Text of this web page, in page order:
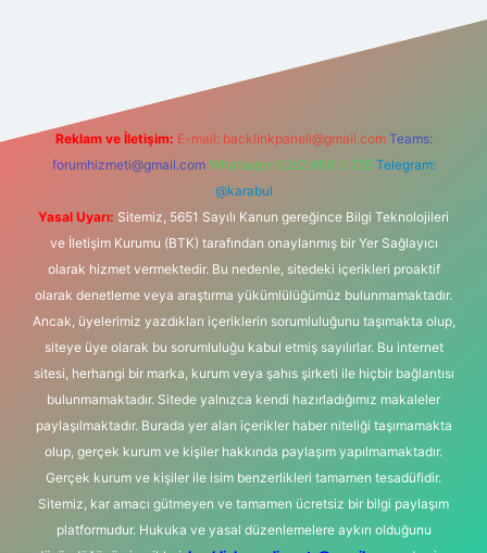
elexbetgiris.org
Reklam ve İletişim: E-mail: backlinkpaneli@gmail.com Teams:
forumhizmeti@gmail.com Whatsapp: 0262 606 0 726 Telegram:
@karabul
Yasal Uyarı: Sitemiz, 5651 Sayılı Kanun gereğince Bilgi Teknolojileri
ve İletişim Kurumu (BTK) tarafından onaylanmış bir Yer Sağlayıcı
olarak hizmet vermektedir. Bu nedenle, sitedeki içerikleri proaktif
olarak denetleme veya araştırma yükümlülüğümüz bulunmamaktadır.
Ancak, üyelerimiz yazdıkları içeriklerin sorumluluğunu taşımakta olup,
siteye üye olarak bu sorumluluğu kabul etmiş sayılırlar. Bu internet
sitesi, herhangi bir marka, kurum veya şahıs şirketi ile hiçbir bağlantısı
bulunmamaktadır. Sitede yalnızca kendi hazırladığımız makaleler
paylaşılmaktadır. Burada yer alan içerikler haber niteliği taşımamakta
olup, gerçek kurum ve kişiler hakkında paylaşım yapılmamaktadır.
Gerçek kurum ve kişiler ile isim benzerlikleri tamamen tesadüfidir.
Sitemiz, kar amacı gütmeyen ve tamamen ücretsiz bir bilgi paylaşım
platformudur. Hukuka ve yasal düzenlemelere aykırı olduğunu